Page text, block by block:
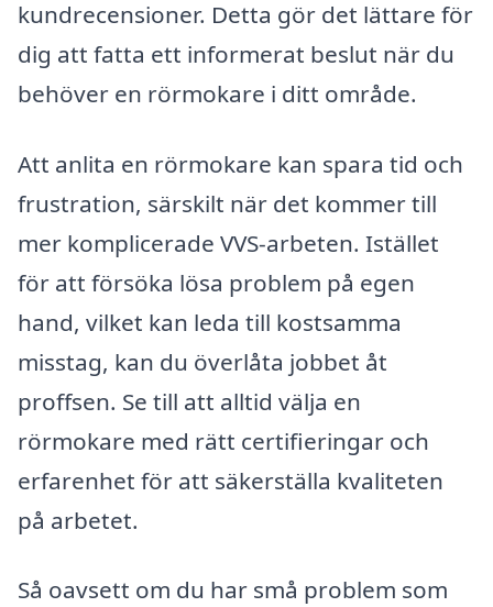
kundrecensioner. Detta gör det lättare för
dig att fatta ett informerat beslut när du
behöver en rörmokare i ditt område.
Att anlita en rörmokare kan spara tid och
frustration, särskilt när det kommer till
mer komplicerade VVS-arbeten. Istället
för att försöka lösa problem på egen
hand, vilket kan leda till kostsamma
misstag, kan du överlåta jobbet åt
proffsen. Se till att alltid välja en
rörmokare med rätt certifieringar och
erfarenhet för att säkerställa kvaliteten
på arbetet.
Så oavsett om du har små problem som